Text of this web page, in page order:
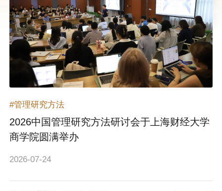
#管理研究方法
2026中国管理研究方法研讨会于上海财经大学
商学院圆满举办
2026-07-24